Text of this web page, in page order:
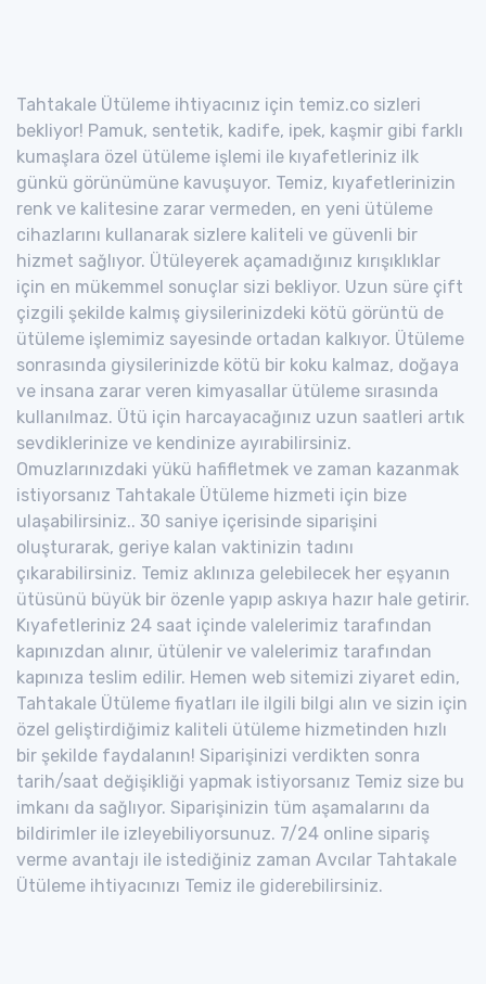
Tahtakale Ütüleme ihtiyacınız için temiz.co sizleri
bekliyor! Pamuk, sentetik, kadife, ipek, kaşmir gibi farklı
kumaşlara özel ütüleme işlemi ile kıyafetleriniz ilk
günkü görünümüne kavuşuyor. Temiz, kıyafetlerinizin
renk ve kalitesine zarar vermeden, en yeni ütüleme
cihazlarını kullanarak sizlere kaliteli ve güvenli bir
hizmet sağlıyor. Ütüleyerek açamadığınız kırışıklıklar
için en mükemmel sonuçlar sizi bekliyor. Uzun süre çift
çizgili şekilde kalmış giysilerinizdeki kötü görüntü de
ütüleme işlemimiz sayesinde ortadan kalkıyor. Ütüleme
sonrasında giysilerinizde kötü bir koku kalmaz, doğaya
ve insana zarar veren kimyasallar ütüleme sırasında
kullanılmaz. Ütü için harcayacağınız uzun saatleri artık
sevdiklerinize ve kendinize ayırabilirsiniz.
Omuzlarınızdaki yükü hafifletmek ve zaman kazanmak
istiyorsanız Tahtakale Ütüleme hizmeti için bize
ulaşabilirsiniz.. 30 saniye içerisinde siparişini
oluşturarak, geriye kalan vaktinizin tadını
çıkarabilirsiniz. Temiz aklınıza gelebilecek her eşyanın
ütüsünü büyük bir özenle yapıp askıya hazır hale getirir.
Kıyafetleriniz 24 saat içinde valelerimiz tarafından
kapınızdan alınır, ütülenir ve valelerimiz tarafından
kapınıza teslim edilir. Hemen web sitemizi ziyaret edin,
Tahtakale Ütüleme fiyatları ile ilgili bilgi alın ve sizin için
özel geliştirdiğimiz kaliteli ütüleme hizmetinden hızlı
bir şekilde faydalanın! Siparişinizi verdikten sonra
tarih/saat değişikliği yapmak istiyorsanız Temiz size bu
imkanı da sağlıyor. Siparişinizin tüm aşamalarını da
bildirimler ile izleyebiliyorsunuz. 7/24 online sipariş
verme avantajı ile istediğiniz zaman Avcılar Tahtakale
Ütüleme ihtiyacınızı Temiz ile giderebilirsiniz.